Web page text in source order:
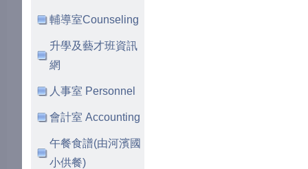
輔導室Counseling
升學及藝才班資訊
網
人事室 Personnel
會計室 Accounting
午餐食譜(由河濱國
小供餐)